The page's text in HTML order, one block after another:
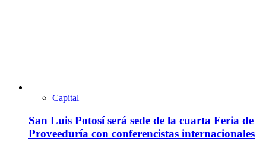
Capital
San Luis Potosí será sede de la cuarta Feria de
Proveeduría con conferencistas internacionales